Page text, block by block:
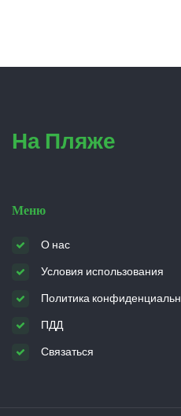
На Пляже
Меню
О нас
Условия использования
Политика
ПДД
Связаться